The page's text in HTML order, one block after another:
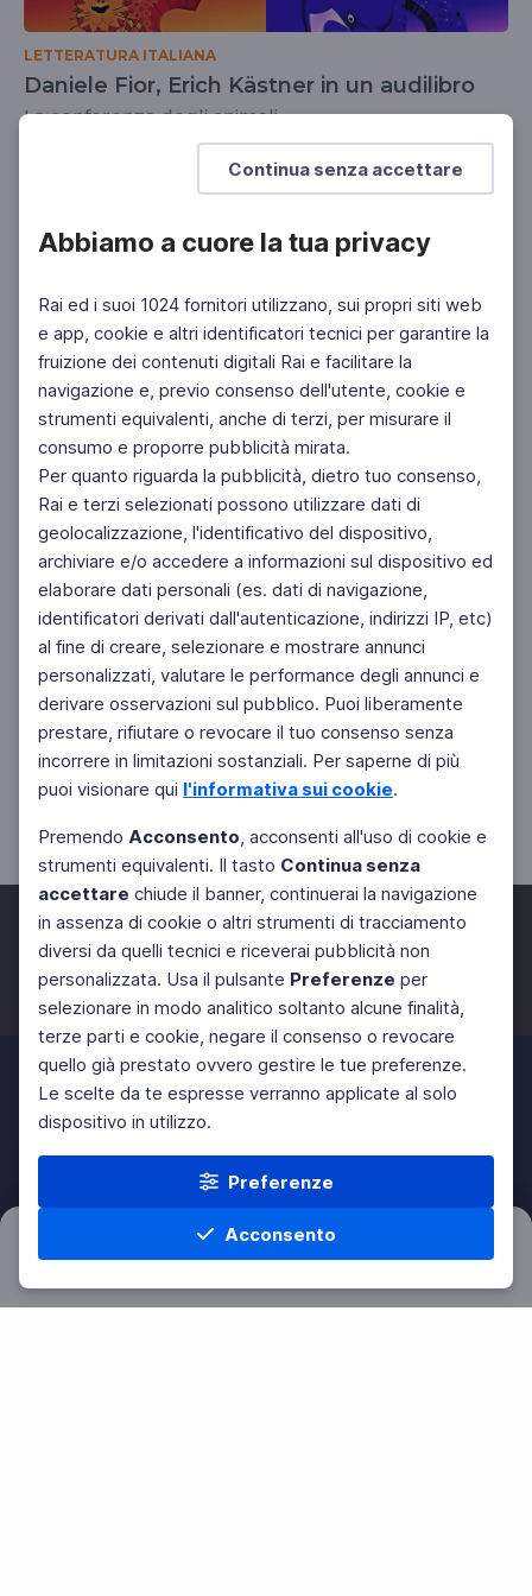
Continua senza accettare
Abbiamo a cuore la tua privacy
Rai ed i suoi 1024 fornitori utilizzano, sui propri siti web
e app, cookie e altri identificatori tecnici per garantire la
fruizione dei contenuti digitali Rai e facilitare la
navigazione e, previo consenso dell'utente, cookie e
strumenti equivalenti, anche di terzi, per misurare il
consumo e proporre pubblicità mirata.
Per quanto riguarda la pubblicità, dietro tuo consenso,
Rai e terzi selezionati possono utilizzare dati di
geolocalizzazione, l'identificativo del dispositivo,
archiviare e/o accedere a informazioni sul dispositivo ed
elaborare dati personali (es. dati di navigazione,
identificatori derivati dall'autenticazione, indirizzi IP, etc)
al fine di creare, selezionare e mostrare annunci
personalizzati, valutare le performance degli annunci e
derivare osservazioni sul pubblico. Puoi liberamente
prestare, rifiutare o revocare il tuo consenso senza
incorrere in limitazioni sostanziali. Per saperne di più
puoi visionare qui l'informativa sui cookie.
Premendo Acconsento, acconsenti all'uso di cookie e
strumenti equivalenti. Il tasto Continua senza
accettare chiude il banner, continuerai la navigazione
in assenza di cookie o altri strumenti di tracciamento
diversi da quelli tecnici e riceverai pubblicità non
personalizzata. Usa il pulsante Preferenze per
selezionare in modo analitico soltanto alcune finalità,
terze parti e cookie, negare il consenso o revocare
quello già prestato ovvero gestire le tue preferenze.
Le scelte da te espresse verranno applicate al solo
dispositivo in utilizzo.
Preferenze
Acconsento
Home Materie Cerca Menu
LETTERATURA ITALIANA
Daniele Fior, Erich Kästner in un audilibro
La conferenza degli animali
Filtri Azzera
Facebook Twitter Instagram